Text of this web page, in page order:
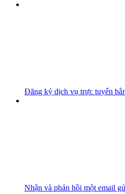
Đăng ký dịch vụ trực tuyến
Nhận và phản hồi một email